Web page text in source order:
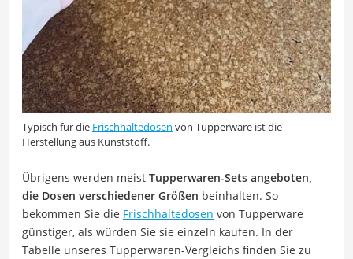
Typisch für die Frischhaltedosen von Tupperware ist die
Herstellung aus Kunststoff.
Übrigens werden meist Tupperwaren-Sets angeboten,
die Dosen verschiedener Größen beinhalten. So
bekommen Sie die Frischhaltedosen von Tupperware
günstiger, als würden Sie sie einzeln kaufen. In der
Tabelle unseres Tupperwaren-Vergleichs finden Sie zu